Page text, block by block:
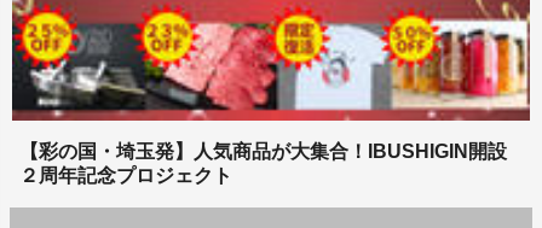
【彩の国・埼玉発】人気商品が大集合！IBUSHIGIN開設
２周年記念プロジェクト